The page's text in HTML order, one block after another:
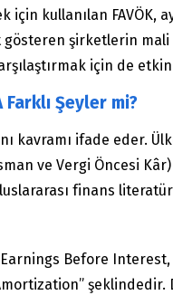
için kullanılan FAVÖK,
şirketlerin mali
için de
Farklı Şeyler mi?
kavramı ifade eder.
ve Vergi Öncesi
finans
“Earnings Before
şeklindedir.